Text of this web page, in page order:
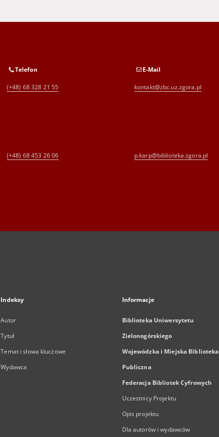
Telefon
(+48) 68 328 21 55
E-Mail
kontakt@zbc.uz.zgora.pl
(+48) 68 453 26 06 p.karp@biblioteka.zgora.pl
Indeksy
Autor
Tytuł
Temat i słowa kluczowe
Wydawca
Informacje
Biblioteka Uniwersytetu
Zielonogórskiego
Wojewódzka i Miejska Biblioteka
Publiczna
Federacja Bibliotek Cyfrowych
Uczestnicy Projektu
Opis projektu
Dla autorów i wydawców